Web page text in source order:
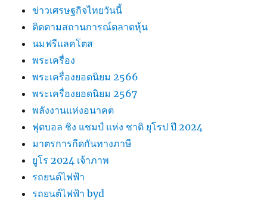
ข่าวเศรษฐกิจไทยวันนี้
ติดตามสถานการณ์ตลาดหุ้น
นมฟรีแลคโตส
พระเครื่อง
พระเครื่องยอดนิยม 2566
พระเครื่องยอดนิยม 2567
พลังงานแห่งอนาคต
ฟุตบอล ชิง แชมป์ แห่ง ชาติ ยุโรป ปี 2024
มาตรการกีดกันทางภาษี
ยูโร 2024 เจ้าภาพ
รถยนต์ไฟฟ้า
รถยนต์ไฟฟ้า byd